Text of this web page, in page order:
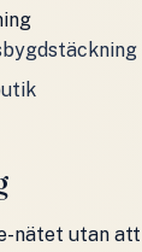
nätet utan